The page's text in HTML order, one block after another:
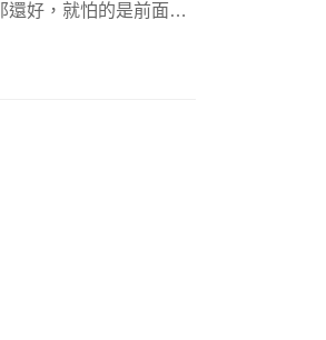
還好，就怕的是前面椅